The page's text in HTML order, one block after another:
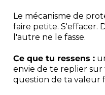
Le mécanisme de
faire petite. S'effacer.
l'autre ne le fasse.
Ce que tu ressens :
envie de te replier
question de ta valeur